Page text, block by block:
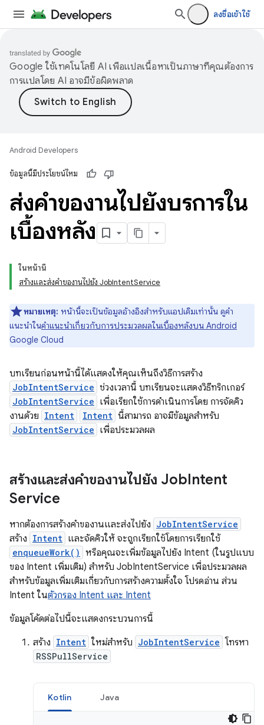
ลงชื่อเข้าใช้
Google ใช้เทคโนโลยี AI เพื่อแปลเนื้อหาเป็นภาษาที่คุณต้องการ
การแปลโดย AI อาจมีข้อผิดพลาด
Android Developers
ข้อมูลนี้มีประโยชน์ไหม
ส่งคำของานไปยังบริการใน
เบื้องหลัง
ในหน้านี้
สร้างและส่งคำของานไปยัง JobIntentService
หมายเหตุ: หน้านี้จะเป็นข้อมูลอ้างอิงสำหรับแอปเดิมเท่านั้น ดูคำ
แนะนำในคำแนะนำเกี่ยวกับการประมวลผลในเบื้องหลังบน Android
Google Cloud
บทเรียนก่อนหน้านี้ได้แสดงให้คุณเห็นถึงวิธีการสร้าง
JobIntentService ช่วงเวลานี้ บทเรียนจะแสดงวิธีทริกเกอร์
JobIntentService เพื่อเรียกใช้การดำเนินการโดย การจัดคิว
งานด้วย Intent Intent นี้สามารถ อาจมีข้อมูลสำหรับ
JobIntentService เพื่อประมวลผล
สร้างและส่งคำของานไปยัง JobIntent
Service
หากต้องการสร้างคําของานและส่งไปยัง JobIntentService
สร้าง Intent และจัดคิวให้ จะถูกเรียกใช้โดยการเรียกใช้
enqueueWork() หรือคุณจะเพิ่มข้อมูลไปยัง Intent (ในรูปแบบ
ของ Intent เพิ่มเติม) สำหรับ JobIntentService เพื่อประมวลผล
สำหรับข้อมูลเพิ่มเติมเกี่ยวกับการสร้างความตั้งใจ โปรดอ่าน ส่วน
Intent ในตัวกรอง Intent และ Intent
ข้อมูลโค้ดต่อไปนี้จะแสดงกระบวนการนี้
สร้าง Intent ใหม่สำหรับ JobIntentService โทรหา
RSSPullService
Kotlin Java